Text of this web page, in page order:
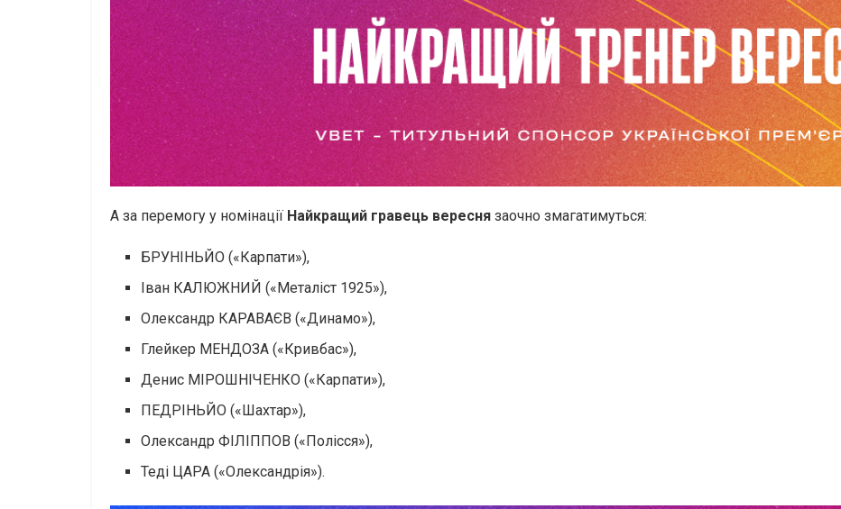
А за перемогу у номінації Найкращий гравець вересня заочно змагатимуться:
БРУНІНЬЙО («Карпати»),
Іван КАЛЮЖНИЙ («Металіст 1925»),
Олександр КАРАВАЄВ («Динамо»),
Глейкер МЕНДОЗА («Кривбас»),
Денис МІРОШНІЧЕНКО («Карпати»),
ПЕДРІНЬЙО («Шахтар»),
Олександр ФІЛІППОВ («Полісся»),
Теді ЦАРА («Олександрія»).